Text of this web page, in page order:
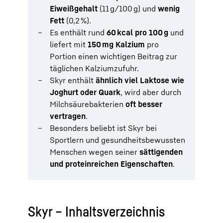
Eiweißgehalt (11 g/100 g) und wenig
Fett (0,2 %).
Es enthält rund 60 kcal pro 100 g und
liefert mit 150 mg Kalzium pro
Portion einen wichtigen Beitrag zur
täglichen Kalziumzufuhr.
Skyr enthält ähnlich viel Laktose wie
Joghurt oder Quark, wird aber durch
Milchsäurebakterien oft besser
vertragen.
Besonders beliebt ist Skyr bei
Sportlern und gesundheitsbewussten
Menschen wegen seiner sättigenden
und proteinreichen Eigenschaften.
Skyr – Inhaltsverzeichnis